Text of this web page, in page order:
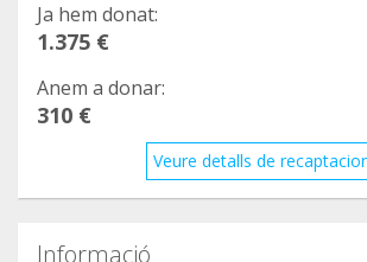
Ja hem donat:
1.375 €
Anem a donar:
310 €
Veure detalls de
Informació